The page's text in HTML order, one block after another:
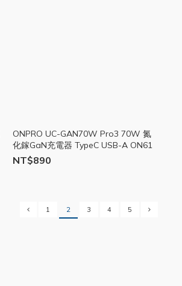
ONPRO UC-GAN70W Pro3 70W 氮
化鎵GaN充電器 TypeC USB-A ON61
NT$890
1 2 3 4 5